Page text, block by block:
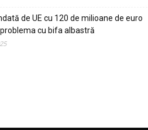
de UE cu 120 de milioane de euro
cu bifa albastră